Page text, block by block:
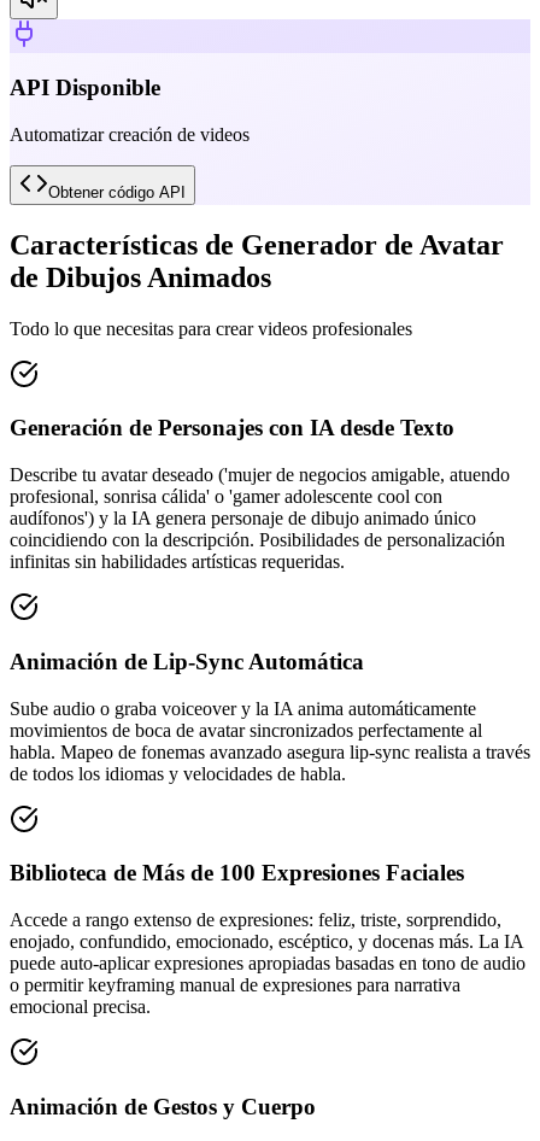
API Disponible
Automatizar creación de videos
Obtener código API
Características de Generador de Avatar
de Dibujos Animados
Todo lo que necesitas para crear videos profesionales
Generación de Personajes con IA desde Texto
Describe tu avatar deseado ('mujer de negocios amigable, atuendo
profesional, sonrisa cálida' o 'gamer adolescente cool con
audífonos') y la IA genera personaje de dibujo animado único
coincidiendo con la descripción. Posibilidades de personalización
infinitas sin habilidades artísticas requeridas.
Animación de Lip-Sync Automática
Sube audio o graba voiceover y la IA anima automáticamente
movimientos de boca de avatar sincronizados perfectamente al
habla. Mapeo de fonemas avanzado asegura lip-sync realista a través
de todos los idiomas y velocidades de habla.
Biblioteca de Más de 100 Expresiones Faciales
Accede a rango extenso de expresiones: feliz, triste, sorprendido,
enojado, confundido, emocionado, escéptico, y docenas más. La IA
puede auto-aplicar expresiones apropiadas basadas en tono de audio
o permitir keyframing manual de expresiones para narrativa
emocional precisa.
Animación de Gestos y Cuerpo